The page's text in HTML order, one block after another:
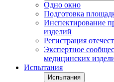
Одно окно
Подготовка
Инспектирование
изделий
Регистрация
Экспертное
медицинских
Испытания
Испытания